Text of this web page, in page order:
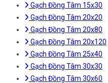
Gạch Đồng Tâm 15x30
Gạch Đồng Tâm 20x20
Gạch Đồng Tâm 20x80
Gạch Đồng Tâm 20x120
Gạch Đồng Tâm 25x40
Gạch Đồng Tâm 30x30
Gạch Đồng Tâm 30x60